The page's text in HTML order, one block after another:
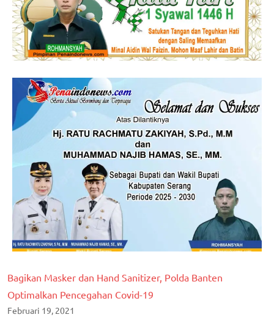
Bagikan Masker dan Hand Sanitizer, Polda Banten
Optimalkan Pencegahan Covid-19
Februari 19, 2021